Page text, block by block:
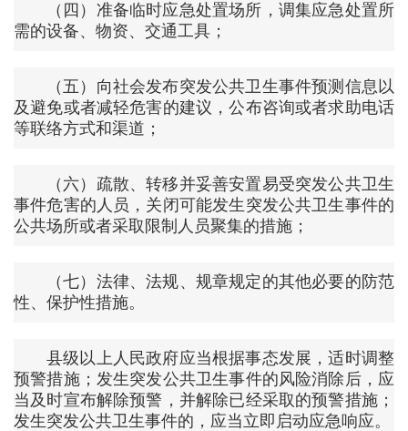
（四）准备临时应急处置场所，调集应急处置所
需的设备、物资、交通工具；
（五）向社会发布突发公共卫生事件预测信息以
及避免或者减轻危害的建议，公布咨询或者求助电话
等联络方式和渠道；
（六）疏散、转移并妥善安置易受突发公共卫生
事件危害的人员，关闭可能发生突发公共卫生事件的
公共场所或者采取限制人员聚集的措施；
（七）法律、法规、规章规定的其他必要的防范
性、保护性措施。
县级以上人民政府应当根据事态发展，适时调整
预警措施；发生突发公共卫生事件的风险消除后，应
当及时宣布解除预警，并解除已经采取的预警措施；
发生突发公共卫生事件的，应当立即启动应急响应。